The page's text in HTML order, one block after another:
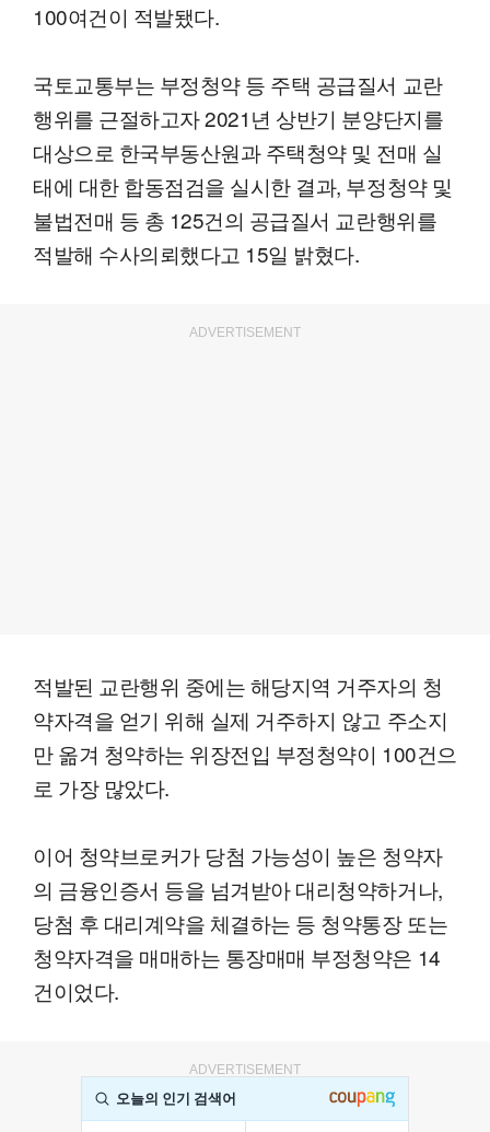
100여건이 적발됐다.
국토교통부는 부정청약 등 주택 공급질서 교란
행위를 근절하고자 2021년 상반기 분양단지를
대상으로 한국부동산원과 주택청약 및 전매 실
태에 대한 합동점검을 실시한 결과, 부정청약 및
불법전매 등 총 125건의 공급질서 교란행위를
적발해 수사의뢰했다고 15일 밝혔다.
ADVERTISEMENT
적발된 교란행위 중에는 해당지역 거주자의 청
약자격을 얻기 위해 실제 거주하지 않고 주소지
만 옮겨 청약하는 위장전입 부정청약이 100건으
로 가장 많았다.
이어 청약브로커가 당첨 가능성이 높은 청약자
의 금융인증서 등을 넘겨받아 대리청약하거나,
당첨 후 대리계약을 체결하는 등 청약통장 또는
청약자격을 매매하는 통장매매 부정청약은 14
건이었다.
ADVERTISEMENT